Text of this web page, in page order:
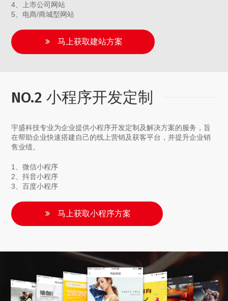
4、上市公司网站
5、电商/商城型网站
马上获取建站方案
NO.2 小程序开发定制
宇盛科技专业为企业提供小程序开发定制及解决方案的服务，旨
在帮助企业快速搭建自己的线上营销及获客平台，并提升企业销
售业绩。
1、微信小程序
2、抖音小程序
3、百度小程序
马上获取小程序方案